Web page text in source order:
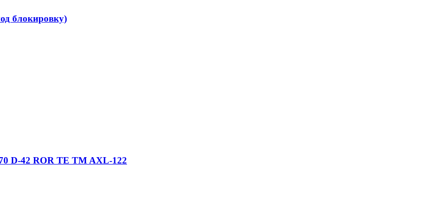
блокировку)
D-42 ROR TE TM AXL-122